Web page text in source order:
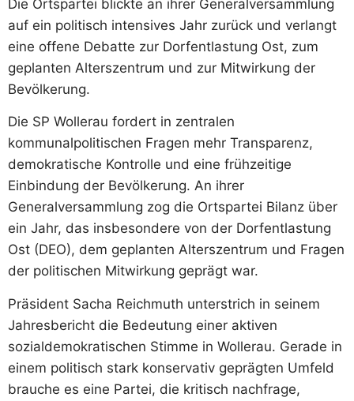
Die Ortspartei blickte an ihrer Generalversammlung
auf ein politisch intensives Jahr zurück und verlangt
eine offene Debatte zur Dorfentlastung Ost, zum
geplanten Alterszentrum und zur Mitwirkung der
Bevölkerung.
Die SP Wollerau fordert in zentralen
kommunalpolitischen Fragen mehr Transparenz,
demokratische Kontrolle und eine frühzeitige
Einbindung der Bevölkerung. An ihrer
Generalversammlung zog die Ortspartei Bilanz über
ein Jahr, das insbesondere von der Dorfentlastung
Ost (DEO), dem geplanten Alterszentrum und Fragen
der politischen Mitwirkung geprägt war.
Präsident Sacha Reichmuth unterstrich in seinem
Jahresbericht die Bedeutung einer aktiven
sozialdemokratischen Stimme in Wollerau. Gerade in
einem politisch stark konservativ geprägten Umfeld
brauche es eine Partei, die kritisch nachfrage,